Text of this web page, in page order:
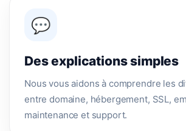
💬
Des explications simples
Nous vous aidons à comprendre les
entre domaine, hébergement, SSL,
maintenance et support.